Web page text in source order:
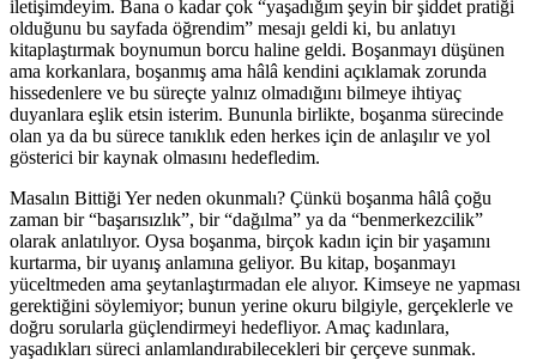
iletişimdeyim. Bana o kadar çok “yaşadığım şeyin bir şiddet pratiği
olduğunu bu sayfada öğrendim” mesajı geldi ki, bu anlatıyı
kitaplaştırmak boynumun borcu haline geldi. Boşanmayı düşünen
ama korkanlara, boşanmış ama hâlâ kendini açıklamak zorunda
hissedenlere ve bu süreçte yalnız olmadığını bilmeye ihtiyaç
duyanlara eşlik etsin isterim. Bununla birlikte, boşanma sürecinde
olan ya da bu sürece tanıklık eden herkes için de anlaşılır ve yol
gösterici bir kaynak olmasını hedefledim.
Masalın Bittiği Yer neden okunmalı? Çünkü boşanma hâlâ çoğu
zaman bir “başarısızlık”, bir “dağılma” ya da “benmerkezcilik”
olarak anlatılıyor. Oysa boşanma, birçok kadın için bir yaşamını
kurtarma, bir uyanış anlamına geliyor. Bu kitap, boşanmayı
yüceltmeden ama şeytanlaştırmadan ele alıyor. Kimseye ne yapması
gerektiğini söylemiyor; bunun yerine okuru bilgiyle, gerçeklerle ve
doğru sorularla güçlendirmeyi hedefliyor. Amaç kadınlara,
yaşadıkları süreci anlamlandırabilecekleri bir çerçeve sunmak.